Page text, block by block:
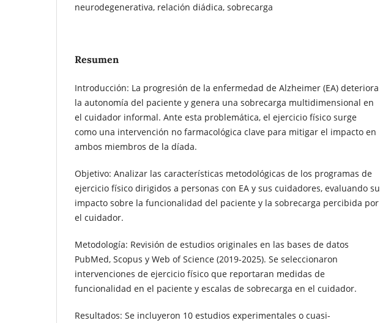
neurodegenerativa, relación diádica, sobrecarga
Resumen
Introducción: La progresión de la enfermedad de Alzheimer (EA) deteriora
la autonomía del paciente y genera una sobrecarga multidimensional en
el cuidador informal. Ante esta problemática, el ejercicio físico surge
como una intervención no farmacológica clave para mitigar el impacto en
ambos miembros de la díada.
Objetivo: Analizar las características metodológicas de los programas de
ejercicio físico dirigidos a personas con EA y sus cuidadores, evaluando su
impacto sobre la funcionalidad del paciente y la sobrecarga percibida por
el cuidador.
Metodología: Revisión de estudios originales en las bases de datos
PubMed, Scopus y Web of Science (2019-2025). Se seleccionaron
intervenciones de ejercicio físico que reportaran medidas de
funcionalidad en el paciente y escalas de sobrecarga en el cuidador.
Resultados: Se incluyeron 10 estudios experimentales o cuasi-